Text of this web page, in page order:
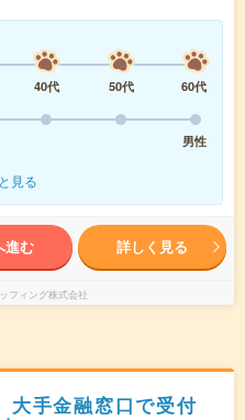
40代 50代
60代
男性
見る
進む 詳しく見る
フィング株式会社
大手金融窓口で受付